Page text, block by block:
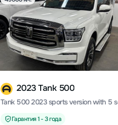
2023 Tank 500
Гарантия 1 - 3 года